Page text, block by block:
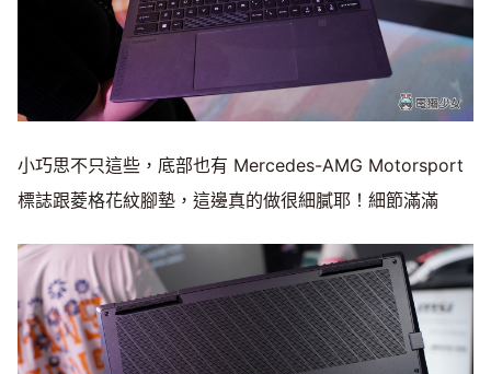
小巧思不只這些，底部也有 Mercedes-AMG Motorsport
標誌跟菱格花紋腳墊，這邊真的做很細膩耶！細節滿滿